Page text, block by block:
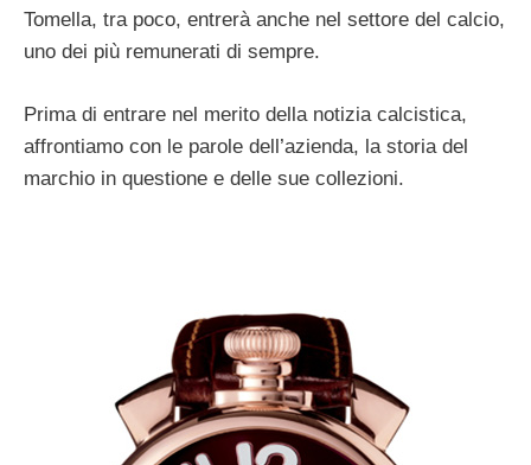
Tomella, tra poco, entrerà anche nel settore del calcio,
uno dei più remunerati di sempre.
Prima di entrare nel merito della notizia calcistica,
affrontiamo con le parole dell’azienda, la storia del
marchio in questione e delle sue collezioni.